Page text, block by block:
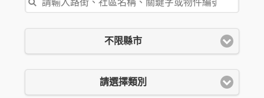
不限縣市
請選擇類別